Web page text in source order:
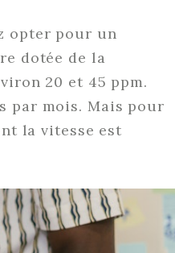
opter pour un
dotée de la
20 et 45 ppm.
par mois. Mais pour
la vitesse est